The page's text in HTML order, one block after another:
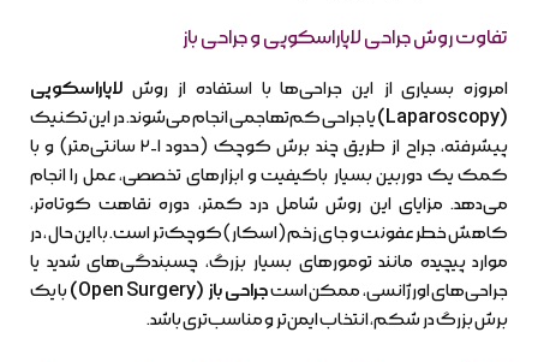
تفاوت روش جراحی لاپاراسکوپی و جراحی باز
امروزه بسیاری از این جراحی‌ها با استفاده از روش لاپاراسکوپی
(Laparoscopy)
یا جراحی کم‌تهاجمی انجام می‌شوند. در این تکنیک
پیشرفته، جراح از طریق چند برش کوچک (حدود ۱-۲ سانتی‌متر) و با
کمک یک دوربین بسیار باکیفیت و ابزارهای تخصصی، عمل را انجام
می‌دهد. مزایای این روش شامل درد کمتر، دوره نقاهت کوتاه‌تر،
کاهش خطر عفونت و جای زخم (اسکار) کوچک‌تر است. با این حال، در
موارد پیچیده مانند تومورهای بسیار بزرگ، چسبندگی‌های شدید یا
جراحی‌های اورژانسی، ممکن استجراحی باز (Open Surgery)
با یک
برش بزرگ در شکم، انتخاب ایمن‌تر و مناسب‌تری باشد.